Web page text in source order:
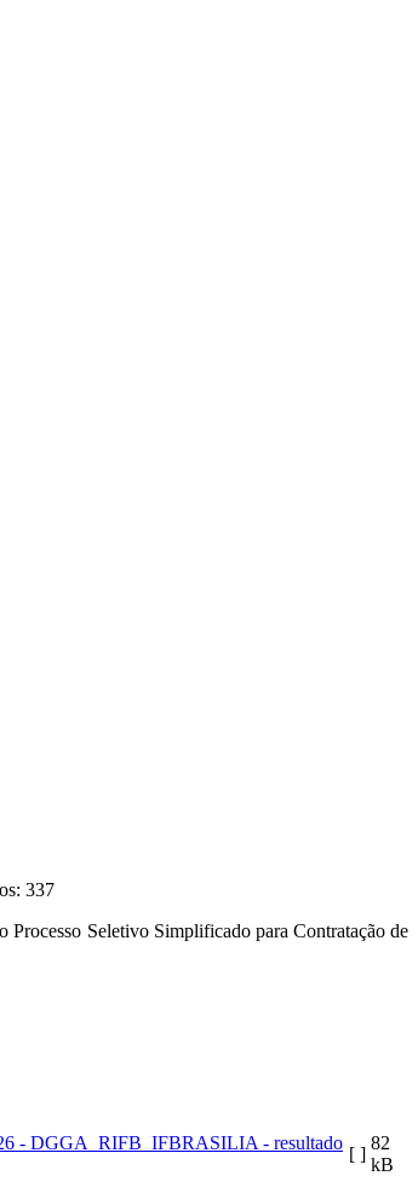
337
Processo Seletivo Simplificado para Contratação de
- DGGA_RIFB_IFBRASILIA - resultado
[ ]
82
kB